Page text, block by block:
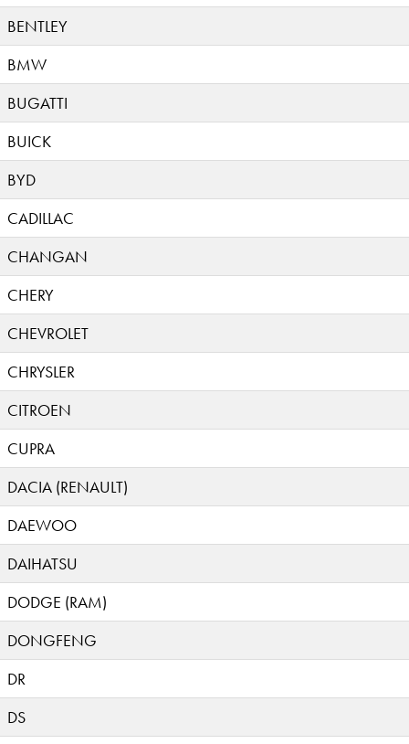
BENTLEY
BMW
BUGATTI
BUICK
BYD
CADILLAC
CHANGAN
CHERY
CHEVROLET
CHRYSLER
CITROEN
CUPRA
DACIA (RENAULT)
DAEWOO
DAIHATSU
DODGE (RAM)
DONGFENG
DR
DS